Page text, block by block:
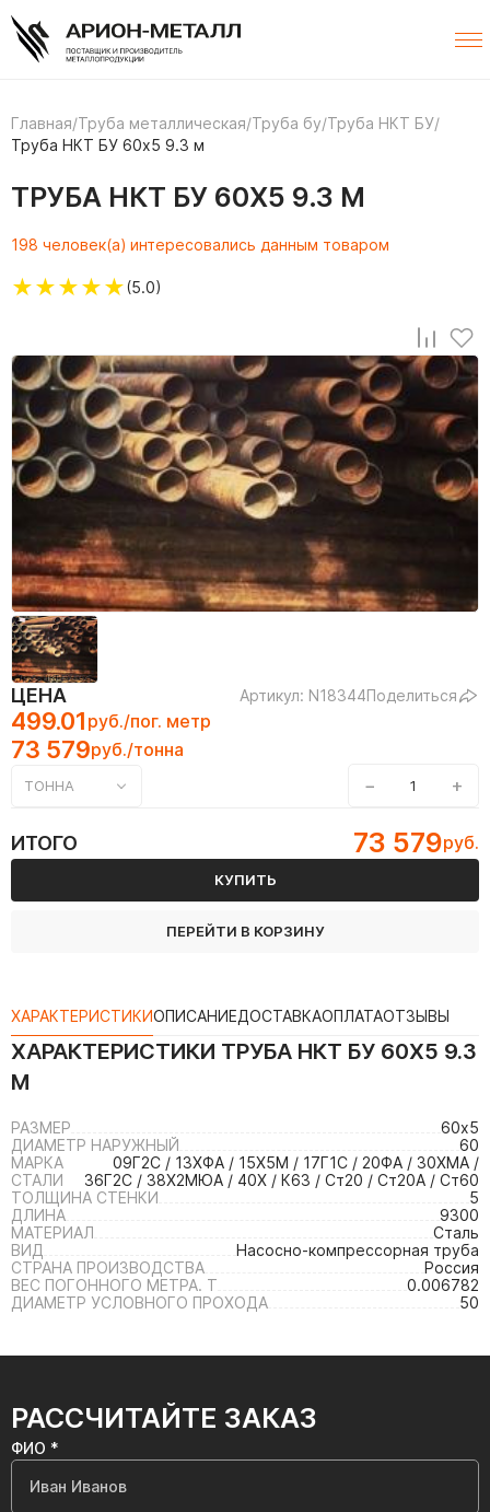
Главная/Труба металлическая/Труба бу/Труба НКТ БУ/
Труба НКТ БУ 60х5 9.3 м
ТРУБА НКТ БУ 60Х5 9.3 М
198 человек(а) интересовались данным товаром
★★★★★(5.0)
ЦЕНА Артикул: N18344Поделиться
499.01 руб./пог. метр
73 579руб./тонна
ТОННА − +
ИТОГО 73 579руб.
КУПИТЬ
ПЕРЕЙТИ В КОРЗИНУ
ХАРАКТЕРИСТИКИОПИСАНИЕДОСТАВКАОПЛАТАОТЗЫВЫ
ХАРАКТЕРИСТИКИ ТРУБА НКТ БУ 60Х5 9.3
М
РАЗМЕР
60х5
ДИАМЕТР НАРУЖНЫЙ
60
МАРКА
СТАЛИ
09Г2С / 13ХФА / 15Х5М / 17Г1С / 20ФА / 30ХМА /
36Г2С / 38Х2МЮА / 40Х / К63 / Ст20 / Ст20А / Ст60
ТОЛЩИНА СТЕНКИ
5
ДЛИНА
9300
МАТЕРИАЛ
Сталь
ВИД
Насосно-компрессорная труба
СТРАНА ПРОИЗВОДСТВА
Россия
ВЕС ПОГОННОГО МЕТРА. Т
0.006782
ДИАМЕТР УСЛОВНОГО ПРОХОДА
50
РАССЧИТАЙТЕ ЗАКАЗ
ФИО *